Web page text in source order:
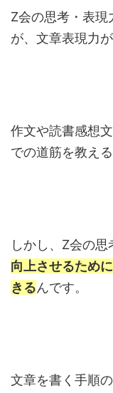
Z会の思考・表現
が、文章表現力
作文や読書感想
での道筋を教え
しかし、Z会の
向上させるため
きるんです。
文章を書く手順